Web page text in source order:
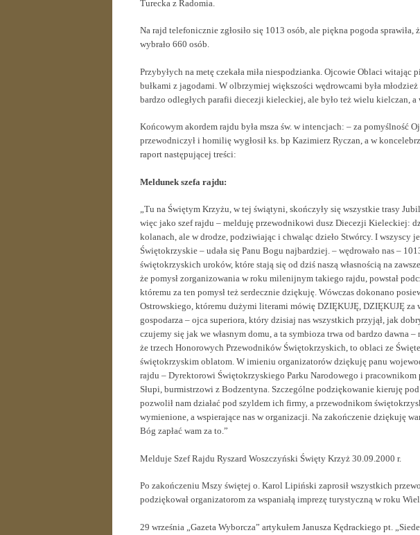
Turecka z Radomia.
Na rajd telefonicznie zgłosiło się 1013 osób, ale piękna pogoda
wybrało 660 osób.
Przybyłych na metę czekała miła niespodzianka. Ojcowie Oblaci
bułkami z jagodami. W olbrzymiej większości wędrowcami była
bardzo odległych parafii diecezji kieleckiej, ale było też wielu kielczan,
Końcowym akordem rajdu była msza św. w intencjach: – za pomyślność
przewodniczył i homilię wygłosił ks. bp Kazimierz Ryczan, a w
raport następującej treści:
Meldunek szefa rajdu:
„Tu na Świętym Krzyżu, w tej świątyni, skończyły się wszystkie trasy
więc jako szef rajdu – melduję przewodnikowi dusz Diecezji Kieleckiej:
kolanach, ale w drodze, podziwiając i chwaląc dzieło Stwórcy. I wszyscy
Świętokrzyskie – udała się Panu Bogu najbardziej. – wędrowało nas –
świętokrzyskich uroków, które stają się od dziś naszą własnością na
że pomysł zorganizowania w roku milenijnym takiego rajdu, powstał
któremu za ten pomysł też serdecznie dziękuję. Wówczas dokonano
Ostrowskiego, któremu dużymi literami mówię DZIĘKUJĘ, DZIĘKUJĘ
gospodarza – ojca superiora, który dzisiaj nas wszystkich przyjął, jak
czujemy się jak we własnym domu, a ta symbioza trwa od bardzo dawna
że trzech Honorowych Przewodników Świętokrzyskich, to oblaci ze
świętokrzyskim oblatom. W imieniu organizatorów dziękuję panu
rajdu – Dyrektorowi Świętokrzyskiego Parku Narodowego i
Słupi, burmistrzowi z Bodzentyna. Szczególne podziękowanie kieruję
pozwolił nam działać pod szyldem ich firmy, a przewodnikom
wymienione, a wspierające nas w organizacji. Na zakończenie dziękuję
Bóg zapłać wam za to.”
Melduje Szef Rajdu Ryszard Woszczyński Święty Krzyż 30.09.2000 r.
Po zakończeniu Mszy świętej o. Karol Lipiński zaprosił wszystkich
podziękował organizatorom za wspaniałą imprezę turystyczną w roku
29 września „Gazeta Wyborcza” artykułem Janusza Kędrackiego pt.